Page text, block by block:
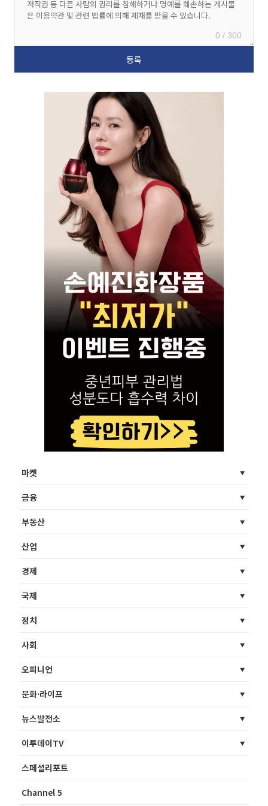
0 / 300
마켓
금융
부동산
산업
경제
국제
정치
사회
오피니언
문화·라이프
뉴스발전소
이투데이TV
스페셜리포트
Channel 5